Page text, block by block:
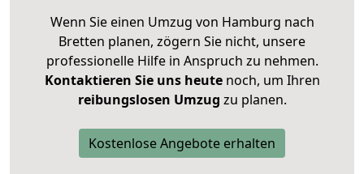
Wenn Sie einen Umzug von Hamburg nach
Bretten planen, zögern Sie nicht, unsere
professionelle Hilfe in Anspruch zu nehmen.
Kontaktieren Sie uns heutenoch, um Ihren
reibungslosen Umzug zu planen.
Kostenlose Angebote erhalten